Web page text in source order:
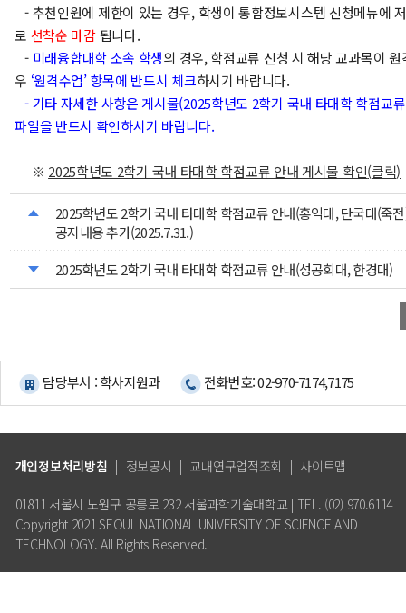
- 추천인원에 제한이 있는 경우, 학생이 통합정보시스템 신청메뉴에
로 선착순 마감됩니다.
- 미래융합대학 소속 학생의 경우, 학점교류 신청 시 해당 교과목이 원
우 ‘원격수업’ 항목에 반드시 체크하시기 바랍니다.
- 기타 자세한 사항은 게시물(2025학년도 2학기 국내 타대학 학점교
파일을 반드시 확인하시기 바랍니다.
※ 2025학년도 2학기 국내 타대학 학점교류 안내 게시물 확인(클릭)
2025학년도 2학기 국내 타대학 학점교류 안내(홍익대, 단국대(죽
공지내용 추가(2025.7.31.)
2025학년도 2학기 국내 타대학 학점교류 안내(성공회대, 한경대)
담당부서 : 학사지원과 전화번호: 02-970-7174,7175
개인정보처리방침 | 정보공시 | 교내연구업적조회 | 사이트맵
01811 서울시 노원구 공릉로 232 서울과학기술대학교 | TEL. (02) 970.6114
Copyright 2021 SEOUL NATIONAL UNIVERSITY OF SCIENCE AND
TECHNOLOGY. All Rights Reserved.